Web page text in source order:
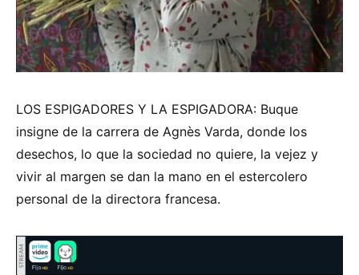
LOS ESPIGADORES Y LA ESPIGADORA: Buque
insigne de la carrera de Agnès Varda, donde los
desechos, lo que la sociedad no quiere, la vejez y
vivir al margen se dan la mano en el estercolero
personal de la directora francesa.